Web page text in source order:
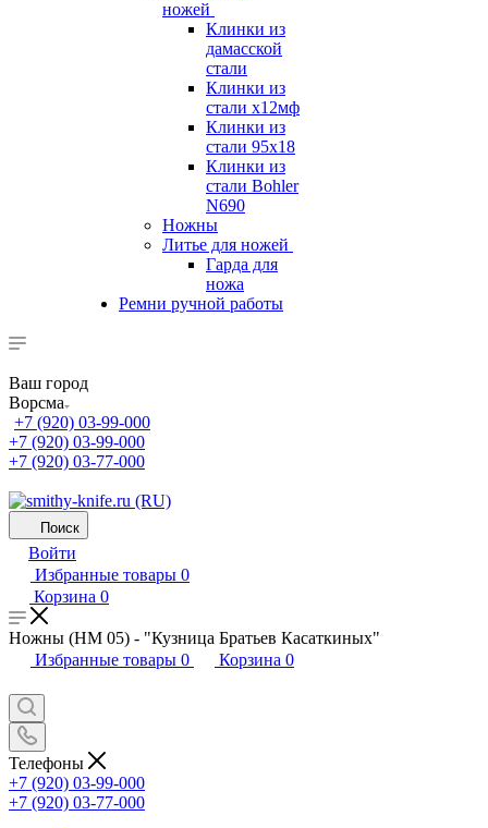
ножей
Клинки из
дамасской
стали
Клинки из
стали х12мф
Клинки из
стали 95х18
Клинки из
стали Bohler
N690
Ножны
Литье для ножей
Гарда для
ножа
Ремни ручной работы
Ваш город
Ворсма
+7 (920) 03-99-000
+7 (920) 03-99-000
+7 (920) 03-77-000
Поиск
Войти
Избранные товары 0
Корзина 0
Ножны (НМ 05) - "Кузница Братьев Касаткиных"
Избранные товары 0 Корзина 0
Телефоны
+7 (920) 03-99-000
+7 (920) 03-77-000